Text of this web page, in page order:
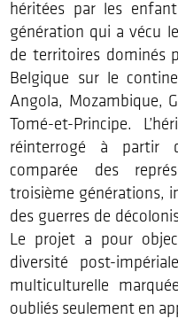
héritées par les
génération qui a vécu
de territoires dominés
Belgique sur le
Angola, Mozambique,
Tomé-et-Principe.
réinterrogé à partir
comparée des
troisième générations,
des guerres de
Le projet a pour
diversité post-
multiculturelle
oubliés seulement en